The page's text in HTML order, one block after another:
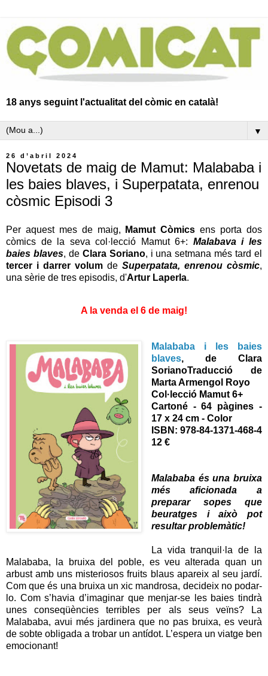
18 anys seguint l'actualitat del còmic en català!
▼
26 d’abril 2024
Novetats de maig de Mamut: Malababa i
les baies blaves, i Superpatata, enrenou
còsmic Episodi 3
Per aquest mes de maig, Mamut Còmics ens porta dos
còmics de la seva col·lecció Mamut 6+: Malabava i les
baies blaves, de Clara Soriano, i una setmana més tard el
tercer i darrer volum de Superpatata, enrenou còsmic,
una sèrie de tres episodis, d'Artur Laperla.
A la venda el 6 de maig!
Malababa i les baies
blaves, de Clara
SorianoTraducció de
Marta Armengol Royo
Col·lecció Mamut 6+
Cartoné - 64 pàgines -
17 x 24 cm - Color
ISBN: 978-84-1371-468-4
12 €
Malababa és una bruixa
més aficionada a
preparar sopes que
beuratges i això pot
resultar problemàtic!
La vida tranquil·la de la
Malababa, la bruixa del poble, es veu alterada quan un
arbust amb uns misteriosos fruits blaus apareix al seu jardí.
Com que és una bruixa un xic mandrosa, decideix no podar-
lo. Com s’havia d’imaginar que menjar-se les baies tindrà
unes conseqüències terribles per als seus veïns? La
Malababa, avui més jardinera que no pas bruixa, es veurà
de sobte obligada a trobar un antídot. L’espera un viatge ben
emocionant!